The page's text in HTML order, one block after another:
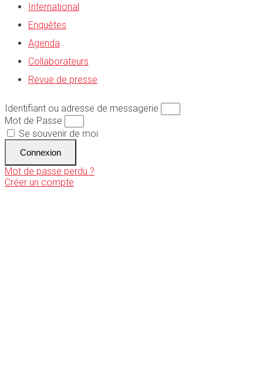
International
Enquêtes
Agenda
Collaborateurs
Revue de presse
Identifiant ou adresse de messagerie
Mot de Passe
Se souvenir de moi
Connexion
Mot de passe perdu ?
Créer un compte